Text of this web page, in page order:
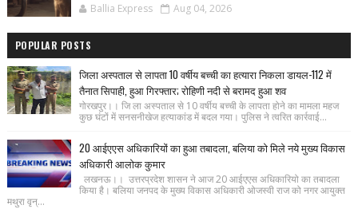
Ballia Express Aug 04, 2026
POPULAR POSTS
जिला अस्पताल से लापता 10 वर्षीय बच्ची का हत्यारा निकला डायल-112 में
तैनात सिपाही, हुआ गिरफ्तार; रोहिणी नदी से बरामद हुआ शव
गोरखपुर।। जि ला अस्पताल से 10 वर्षीय बच्ची के लापता होने का मामला महज
कुछ घंटों में सनसनीखेज हत्याकांड में बदल गया। पुलिस ने त्वरित कार्रवाई...
20 आईएएस अधिकारियों का हुआ तबादला, बलिया को मिले नये मुख्य विकास
अधिकारी आलोक कुमार
लखनऊ।। उत्तरप्रदेश शासन ने आज 20 आईएएस अधिकारियो का तबादला
किया है। बलिया जनपद के मुख्य विकास अधिकारी ओजस्वी राज को नगर आयुक्त
मथुरा वृन्...